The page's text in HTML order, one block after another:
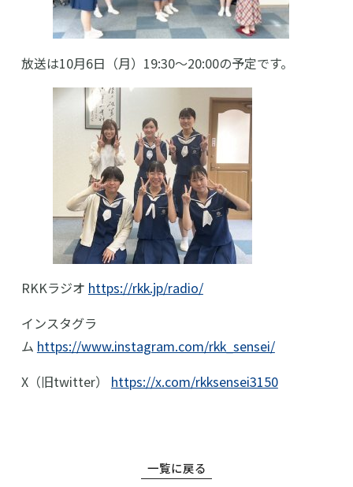
放送は10月6日（月）19:30～20:00の予定です。
RKKラジオ https://rkk.jp/radio/
インスタグラ
ム https://www.instagram.com/rkk_sensei/
X（旧twitter） https://x.com/rkksensei3150
一覧に戻る
高等学校
中学校
幼稚園
学校紹介
インフォメーション